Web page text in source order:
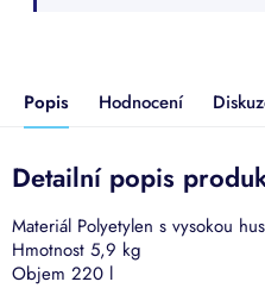
Popis Hodnocení
Detailní popis
Materiál Polyetylen s vysokou
Hmotnost 5,9 kg
Objem 220 l